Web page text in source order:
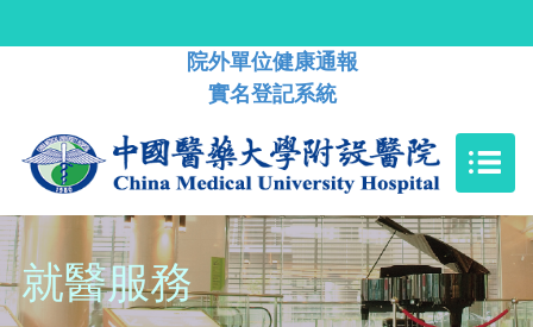
院外單位健康通報
實名登記系統
就醫服務